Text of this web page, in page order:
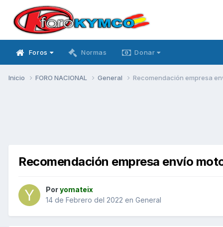
Foros Normas Donar
Inicio FORO NACIONAL General Recomendación empresa
Recomendación empresa envío
Poryomateix
14 de Febrero del 2022 en General